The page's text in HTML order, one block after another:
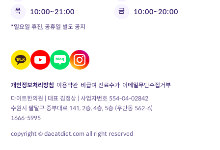
목
10:00~21:00 금 10:00~20:00
*일요일 휴진, 공휴일 별도 공지
개인정보처리방침 이용약관 비급여 진료수가 이메일무단수집거부
다이트한의원 | 대표 김정상 | 사업자번호 554-04-02842
수원시 팔달구 중부대로 141, 2층, 4층, 5층 (우만동 562-6)
1666-5995
copyright © daeatdiet.com all right reserved